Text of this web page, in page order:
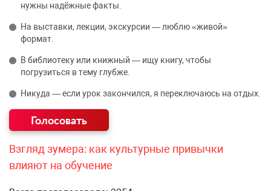
нужны надёжные факты.
На выставки, лекции, экскурсии — люблю «живой»
формат.
В библиотеку или книжный — ищу книгу, чтобы
погрузиться в тему глубже.
Никуда — если урок закончился, я переключаюсь на отдых.
Взгляд зумера: как культурные привычки
влияют на обучение